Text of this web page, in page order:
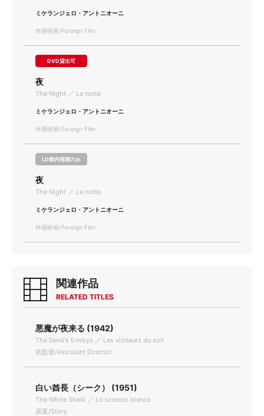
ミケランジェロ・アントニオーニ
外国映画/Foreign Film
DVD貸出可
夜
The Night ／ La notte
ミケランジェロ・アントニオーニ
外国映画/Foreign Film
LD館内視聴のみ
夜
The Night ／ La notte
ミケランジェロ・アントニオーニ
外国映画/Foreign Film
関連作品
RELATED TITLES
悪魔が夜来る (1942)
The Devil's Envoys ／ Les visiteurs du soir
助監督/Assistant Director
白い酋長（シーク） (1951)
The White Sheik ／ Lo sceicco bianco
原案/Story